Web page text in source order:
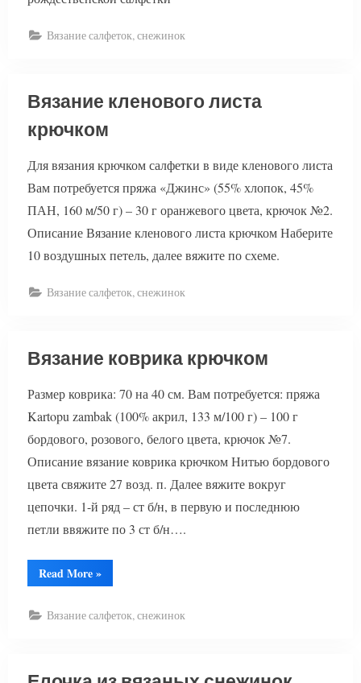
Вязание салфеток, снежинок
Вязание кленового листа
крючком
Для вязания крючком салфетки в виде кленового листа
Вам потребуется пряжа «Джинс» (55% хлопок, 45%
ПАН, 160 м/50 г) – 30 г оранжевого цвета, крючок №2.
Описание Вязание кленового листа крючком Наберите
10 воздушных петель, далее вяжите по схеме.
Вязание салфеток, снежинок
Вязание коврика крючком
Размер коврика: 70 на 40 см. Вам потребуется: пряжа
Kartopu zambak (100% акрил, 133 м/100 г) – 100 г
бордового, розового, белого цвета, крючок №7.
Описание вязание коврика крючком Нитью бордового
цвета свяжите 27 возд. п. Далее вяжите вокруг
цепочки. 1-й ряд – ст б/н, в первую и последнюю
петли ввяжите по 3 ст б/н….
Read More“Вязание
коврика
»
Вязание салфеток, снежинок